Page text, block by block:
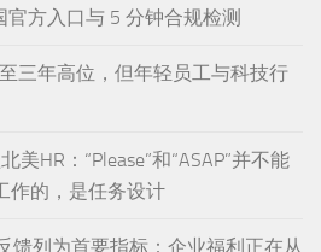
官方入口与 5 分钟合规检测
三年高位，但年轻员工与科技行
美HR：“Please”和“ASAP”并不能
作的，是任务设计
馈列为首要指标：企业福利正在从